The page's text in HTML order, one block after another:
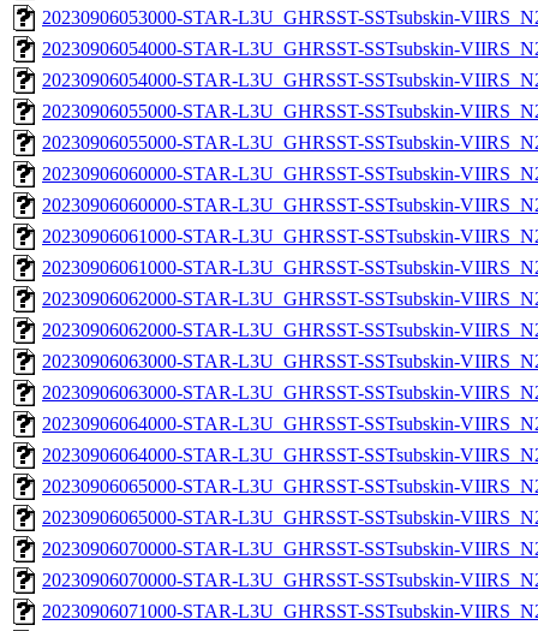
20230906053000-STAR-L3U_GHRSST-SSTsubskin-
20230906054000-STAR-L3U_GHRSST-SSTsubskin-
20230906054000-STAR-L3U_GHRSST-SSTsubskin-
20230906055000-STAR-L3U_GHRSST-SSTsubskin-
20230906055000-STAR-L3U_GHRSST-SSTsubskin-
20230906060000-STAR-L3U_GHRSST-SSTsubskin-
20230906060000-STAR-L3U_GHRSST-SSTsubskin-
20230906061000-STAR-L3U_GHRSST-SSTsubskin-
20230906061000-STAR-L3U_GHRSST-SSTsubskin-
20230906062000-STAR-L3U_GHRSST-SSTsubskin-
20230906062000-STAR-L3U_GHRSST-SSTsubskin-
20230906063000-STAR-L3U_GHRSST-SSTsubskin-
20230906063000-STAR-L3U_GHRSST-SSTsubskin-
20230906064000-STAR-L3U_GHRSST-SSTsubskin-
20230906064000-STAR-L3U_GHRSST-SSTsubskin-
20230906065000-STAR-L3U_GHRSST-SSTsubskin-
20230906065000-STAR-L3U_GHRSST-SSTsubskin-
20230906070000-STAR-L3U_GHRSST-SSTsubskin-
20230906070000-STAR-L3U_GHRSST-SSTsubskin-
20230906071000-STAR-L3U_GHRSST-SSTsubskin-